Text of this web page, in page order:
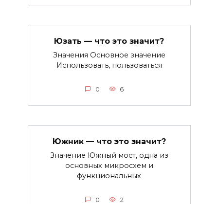
Юзать — что это значит?
Значения Основное значение
Использовать, пользоваться
0 6
Южник — что это значит?
Значение Южный мост, одна из
основных микросхем и
функциональных
0 2